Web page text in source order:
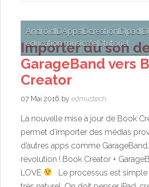
AndroidIDAppsIDcréationIDIpadID
éducation musicaleIDtutoriel
Importer du son
GarageBand vers
Creator
07 Mai 2016 by edmustech
La nouvelle mise à jour de Book
permet d’importer des médias
d’autres apps comme GarageBand,
revolution ! Book Creator +
LOVE
Le processus est simple